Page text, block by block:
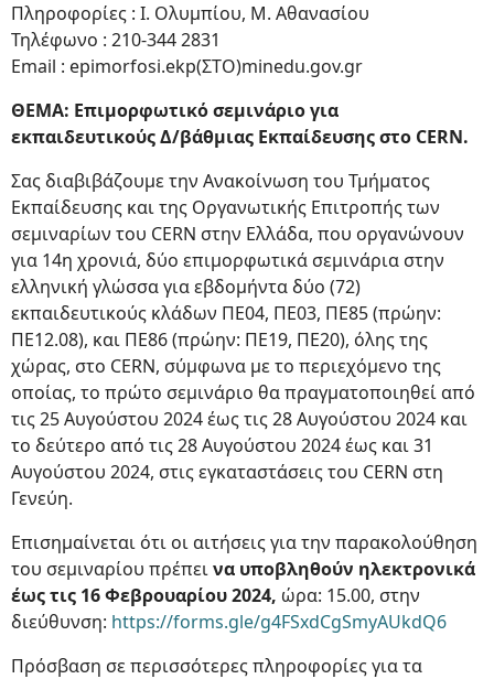
Πληροφορίες : Ι. Ολυμπίου, Μ. Αθανασίου
Τηλέφωνο : 210-344 2831
Email : epimorfosi.ekp(ΣΤΟ)minedu.gov.gr
ΘΕΜΑ: Επιμορφωτικό σεμινάριο για
εκπαιδευτικούς Δ/βάθμιας Εκπαίδευσης στο CERN.
Σας διαβιβάζουμε την Ανακοίνωση του Τμήματος
Εκπαίδευσης και της Οργανωτικής Επιτροπής των
σεμιναρίων του CERN στην Ελλάδα, που οργανώνουν
για 14η χρονιά, δύο επιμορφωτικά σεμινάρια στην
ελληνική γλώσσα για εβδομήντα δύο (72)
εκπαιδευτικούς κλάδων ΠΕ04, ΠΕ03, ΠΕ85 (πρώην:
ΠΕ12.08), και ΠΕ86 (πρώην: ΠΕ19, ΠΕ20), όλης της
χώρας, στο CERN, σύμφωνα με το περιεχόμενο της
οποίας, το πρώτο σεμινάριο θα πραγματοποιηθεί από
τις 25 Αυγούστου 2024 έως τις 28 Αυγούστου 2024 και
το δεύτερο από τις 28 Αυγούστου 2024 έως και 31
Αυγούστου 2024, στις εγκαταστάσεις του CERN στη
Γενεύη.
Επισημαίνεται ότι οι αιτήσεις για την παρακολούθηση
του σεμιναρίου πρέπεινα υποβληθούν ηλεκτρονικά
έως τις 16 Φεβρουαρίου 2024, ώρα: 15.00, στην
διεύθυνση: https://forms.gle/g4FSxdCgSmyAUkdQ6
Πρόσβαση σε περισσότερες πληροφορίες για τα